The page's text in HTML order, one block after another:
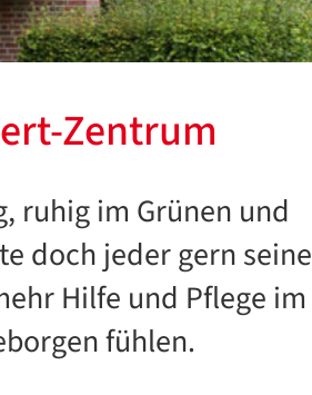
Zentrum
ruhig im Grünen und
doch jeder gern seine
Hilfe und Pflege im
fühlen.